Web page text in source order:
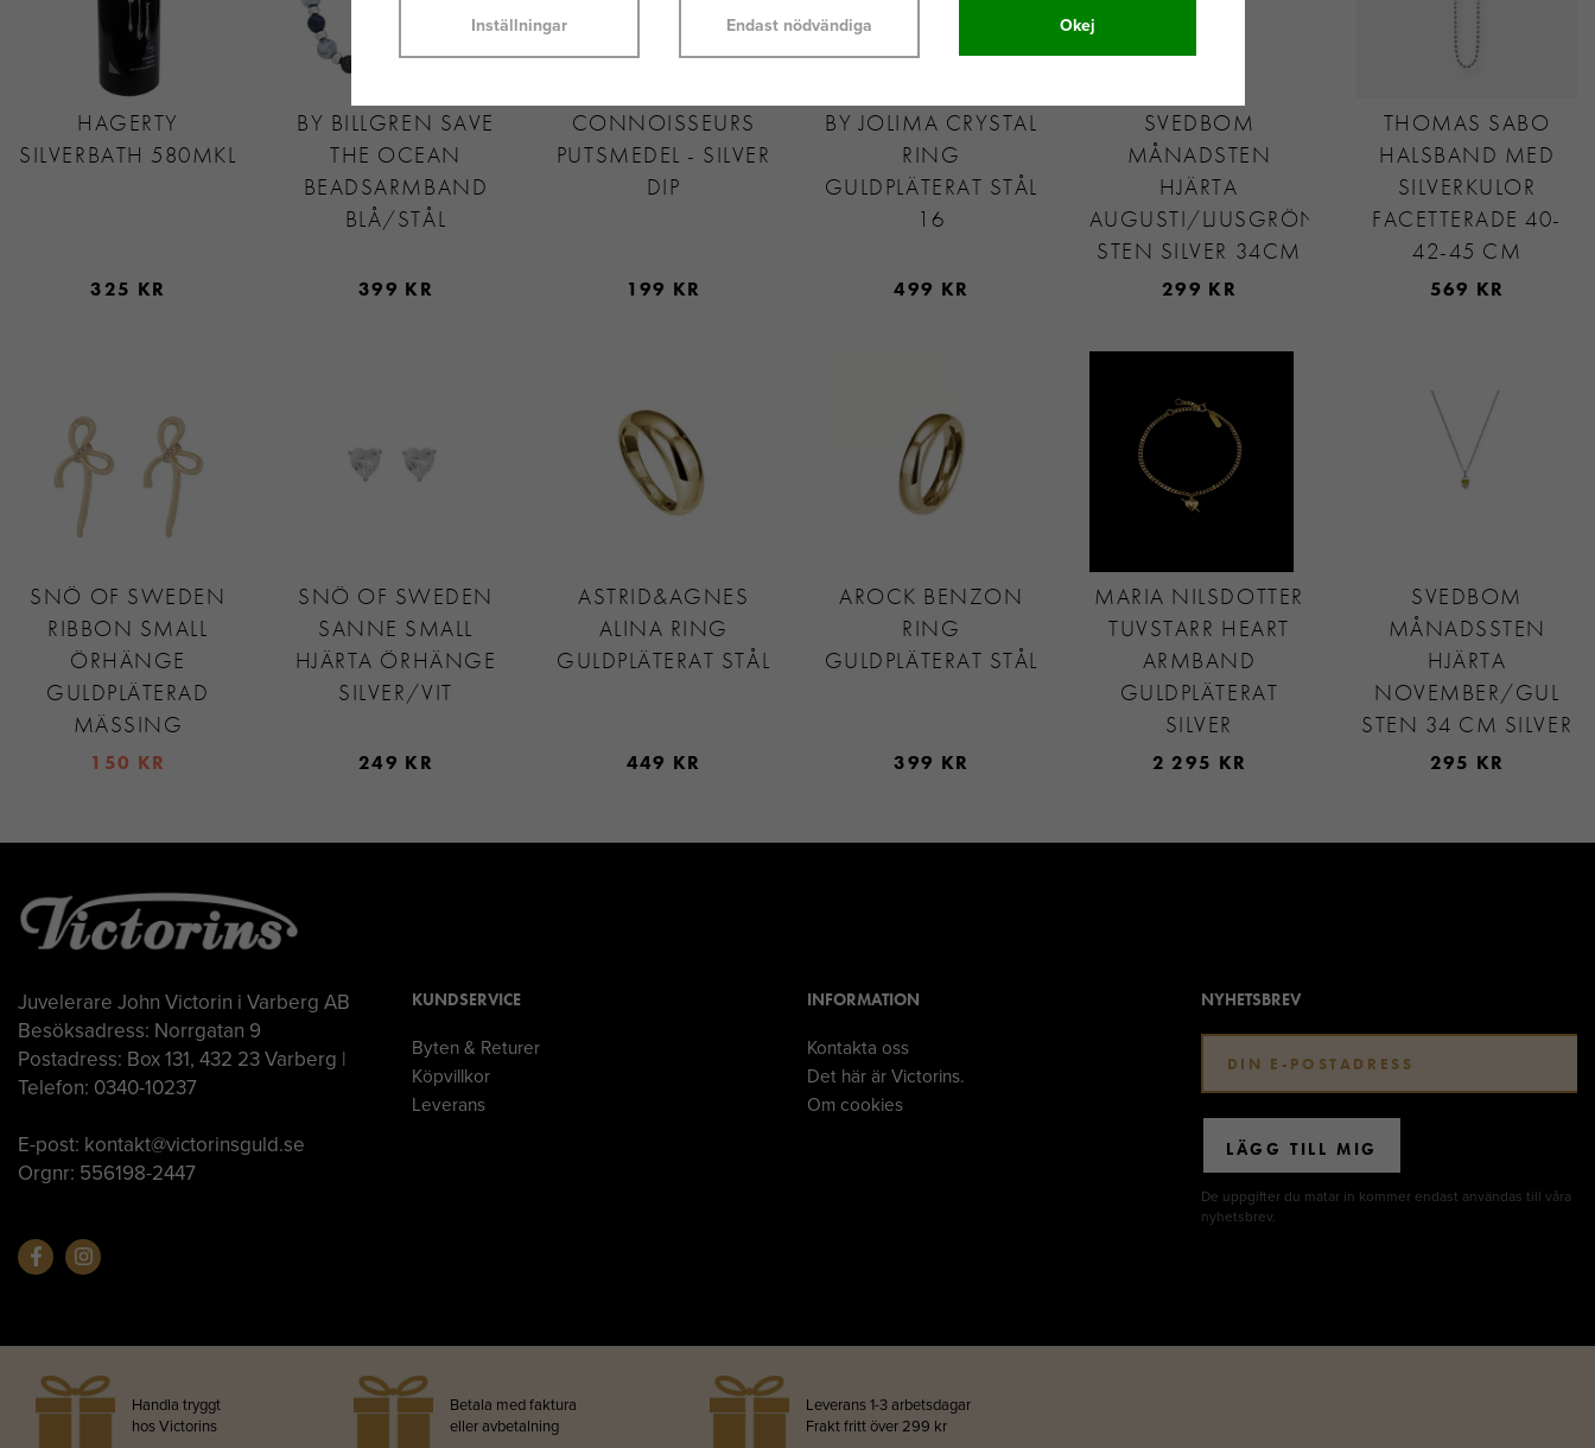
HAGERTY
SILVERBATH 580MKL
325 KR
BY BILLGREN SAVE
THE OCEAN
BEADSARMBAND
BLÅ/STÅL
399 KR
CONNOISSEURS
PUTSMEDEL - SILVER
DIP
199 KR
BY JOLIMA CRYSTAL
RING
GULDPLÄTERAT STÅL
16
499 KR
SVEDBOM
MÅNADSTEN
HJÄRTA
AUGUSTI/LJUSGRÖN
STEN SILVER 34CM
299 KR
THOMAS SABO
HALSBAND MED
SILVERKULOR
FACETTERADE 40-
42-45 CM
569 KR
SNÖ OF SWEDEN
RIBBON SMALL
ÖRHÄNGE
GULDPLÄTERAD
MÄSSING
150 KR
SNÖ OF SWEDEN
SANNE SMALL
HJÄRTA ÖRHÄNGE
SILVER/VIT
249 KR
ASTRID&AGNES
ALINA RING
GULDPLÄTERAT STÅL
449 KR
AROCK BENZON
RING
GULDPLÄTERAT STÅL
399 KR
MARIA NILSDOTTER
TUVSTARR HEART
ARMBAND
GULDPLÄTERAT
SILVER
2 295 KR
SVEDBOM
MÅNADSSTEN
HJÄRTA
NOVEMBER/GUL
STEN 34 CM SILVER
295 KR
Juvelerare John Victorin i Varberg AB
Besöksadress: Norrgatan 9
Postadress: Box 131, 432 23 Varberg |
Telefon: 0340-10237
E-post: kontakt@victorinsguld.se
Orgnr: 556198-2447
KUNDSERVICE
Byten & Returer
Köpvillkor
Leverans
INFORMATION
Kontakta oss
Det här är Victorins.
Om cookies
NYHETSBREV
LÄGG TILL MIG
De uppgifter du matar in kommer endast användas till våra
nyhetsbrev.
Handla tryggt
hos Victorins
Betala med faktura
eller avbetalning
Leverans 1-3 arbetsdagar
Frakt fritt över 299 kr
Inställningar Endast nödvändiga Okej